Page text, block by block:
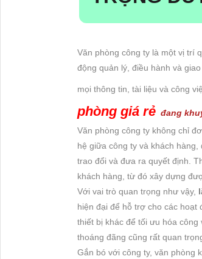
Văn phòng công ty là một vị trí
động quản lý, điều hành và
mọi thông tin, tài liệu và công
phòng giá rẻ đang
Văn phòng công ty không chỉ
hệ giữa công ty và khách
trao đổi và đưa ra quyết định.
khách hàng, từ đó xây dựng
Với vai trò quan trọng như vậy,
hiện đại để hỗ trợ cho các
thiết bị khác để tối ưu hóa
thoáng đãng cũng rất quan
Gắn bó với công ty, văn phòng